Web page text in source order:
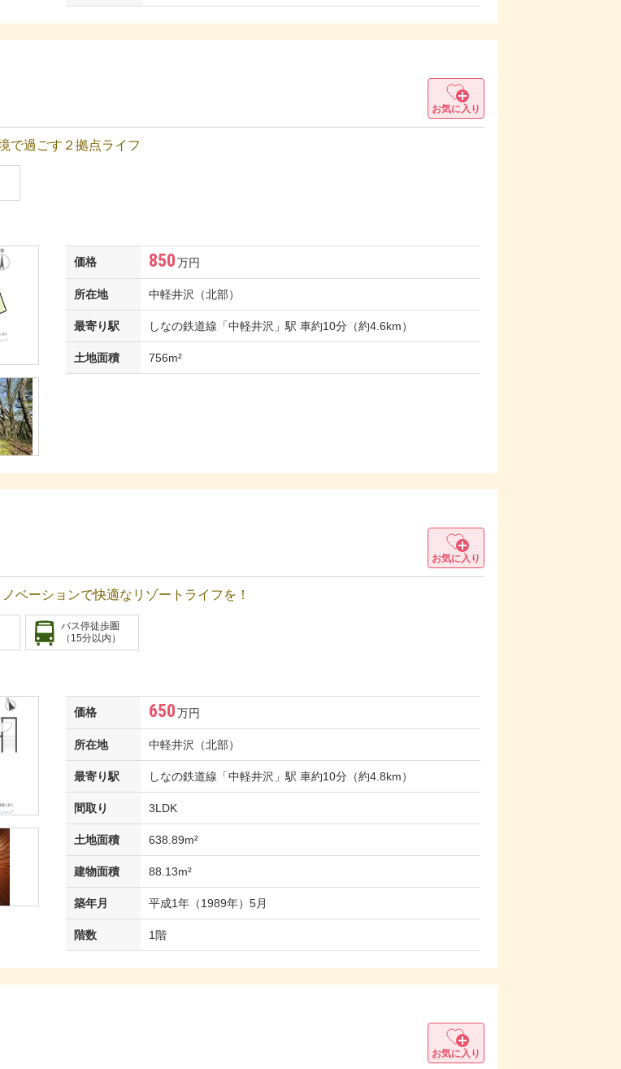
お気に入り
で過ごす２拠点ライフ
価格 850万円
所在地 中軽井沢（北部）
最寄り駅 しなの鉄道線「中軽井沢」駅 車約10分（約4.6km）
土地面積 756m²
お気に入り
ベーションで快適なリゾートライフを！
バス停徒歩圏
（15分以内）
価格 650万円
所在地 中軽井沢（北部）
最寄り駅 しなの鉄道線「中軽井沢」駅 車約10分（約4.8km）
間取り 3LDK
土地面積 638.89m²
建物面積 88.13m²
築年月 平成1年（1989年）5月
階数 1階
お気に入り